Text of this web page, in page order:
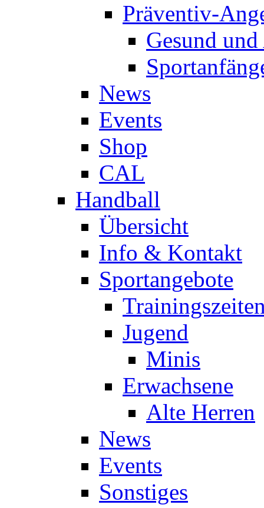
Präventiv-
Gesund
News
Events
Shop
CAL
Handball
Übersicht
Info & Kontakt
Sportangebote
Jugend
Minis
Erwachsene
Alte Herren
News
Events
Sonstiges